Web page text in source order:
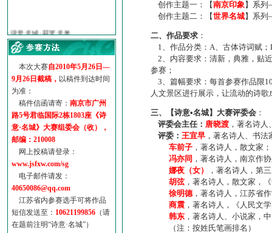
·【诗意·名城】地铁展示作...
诗意名城·地铁时间
·地铁完美呈现【诗意·名城...
参赛作品多达5000多首
“诗意·名城”晒诗会
特别通知--致广大诗词爱好...
本次大赛自2010年5月26日—
9月26日截稿， 以稿件到达时间
为准：
稿件信函请寄： 南京市广州
路5号君临国际2栋1803座《诗
意·名城》大赛组委会（收），
邮编：210008
网上投稿请登录：
www.jsfxw.com/sg
电子邮件请发：
40650086@qq.com
江苏省内参赛选手可将作品
短信发送至： 10621199856 （请
在题前注明“诗意·名城”）
创作主题一：【南京印象】系
创作主题二：【世界名城】系
二、作品要求 ：
1、作品分类：A、古体诗词赋；
2、内容要求：清新，典雅，贴
参赛；
3、篇幅要求：每首参赛作品限
人文景区进行展示，让流动的诗
三、【诗意•名城】大赛评委会 ：
评委会主任： 唐晓渡 ，著名诗
评委： 王宜早 ，著名诗人、书
车前子 ，著名诗人，散文家；
冯亦同 ，著名诗人，南京作
娜夜（女）
，著名诗人，第
胡弦，著名诗人，散文家，
徐明德，著名诗人，江苏省
商震 ，著名诗人，《人民文
韩东 ，著名诗人、小说家，
（注：按姓氏笔画排名）